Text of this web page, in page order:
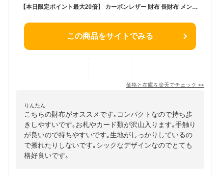
【本日限定ポイント最大20倍】 カーボンレザー 財布 長財布 メンズ ラウンドファスナー PUレザー ロングウォレット 入学祝い カジュアル ビジネス 紳士 中学生 高校生 大学生 10代 20代 30代
この商品をサイトでみる
価格と在庫を楽天でチェック >>
りんたん
こちらの財布がオススメです｡コンパクトなので持ち歩
きしやすいです｡お札やカード類が沢山入ります｡手触り
が良いので持ちやすいです｡生地がしっかりしているの
で擦れたりしないです｡シックなデザインなのでとても
格好良いです｡